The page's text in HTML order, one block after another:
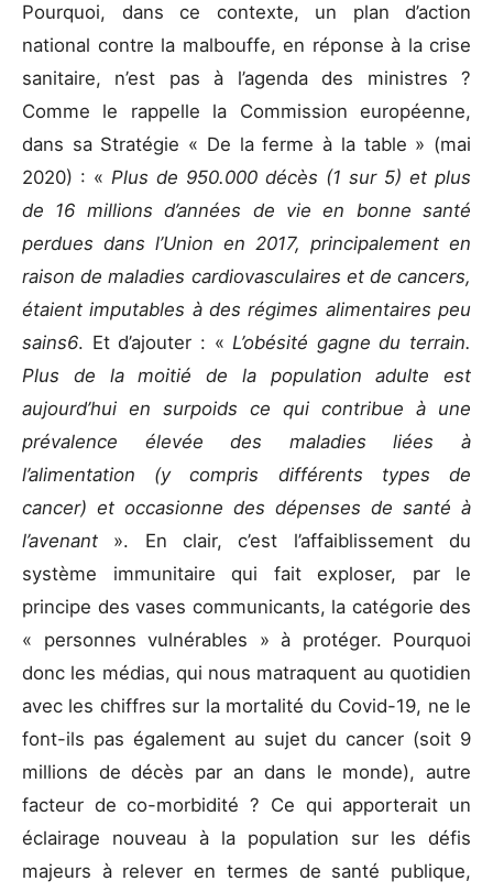
Pourquoi, dans ce contexte, un plan d’action
national contre la malbouffe, en réponse à la crise
sanitaire, n’est pas à l’agenda des ministres ?
Comme le rappelle la Commission européenne,
dans sa Stratégie « De la ferme à la table » (mai
2020) : « Plus de 950.000 décès (1 sur 5) et plus
de 16 millions d’années de vie en bonne santé
perdues dans l’Union en 2017, principalement en
raison de maladies cardiovasculaires et de cancers,
étaient imputables à des régimes alimentaires peu
sains6. Et d’ajouter : «L’obésité gagne du terrain.
Plus de la moitié de la population adulte est
aujourd’hui en surpoids ce qui contribue à une
prévalence élevée des maladies liées à
l’alimentation (y compris différents types de
cancer) et occasionne des dépenses de santé à
l’avenant ». En clair, c’est l’affaiblissement du
système immunitaire qui fait exploser, par le
principe des vases communicants, la catégorie des
« personnes vulnérables » à protéger. Pourquoi
donc les médias, qui nous matraquent au quotidien
avec les chiffres sur la mortalité du Covid-19, ne le
font-ils pas également au sujet du cancer (soit 9
millions de décès par an dans le monde), autre
facteur de co-morbidité ? Ce qui apporterait un
éclairage nouveau à la population sur les défis
majeurs à relever en termes de santé publique,